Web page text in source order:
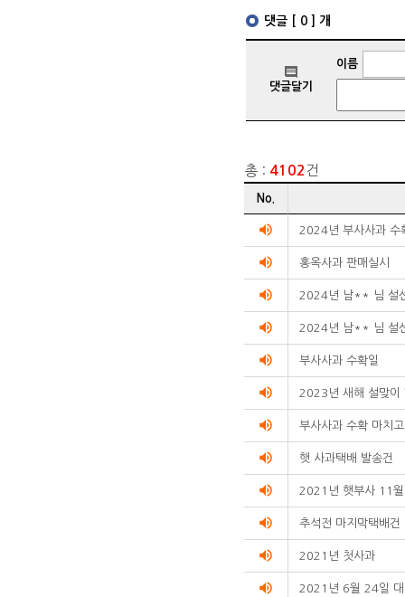
총 : 4102 건
게시글
순번
제목
작성자
작성일
조회수를
리스트화한
테이블입니다.
No.
volume_up 2024년 부사사과 수
volume_up 홍옥사과 판매실시
volume_up 2024년 남** 님 설
volume_up 2024년 남** 님 설
volume_up 부사사과 수확일
volume_up 2023년 새해 설맞이
volume_up 부사사과 수확 마치
volume_up 햇 사과택배 발송건
volume_up 2021년 햇부사 11
volume_up 추석전 마지막택배건
volume_up 2021년 첫사과
volume_up 2021년 6월 24일 대